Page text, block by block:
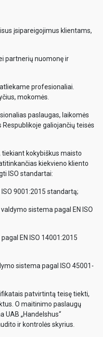
įsipareigojimus klientams,
partnerių nuomonę ir
profesionaliai.
mokomės.
paslaugas, laikomės
galiojančių teisės
kokybiškus maisto
kiekvieno kliento
ISO standartai:
9001:2015 standartą;
sistema pagal EN ISO
EN ISO 14001:2015
sistema pagal ISO 45001-
patvirtintą teisę tiekti,
O maitinimo paslaugų
UAB „Handelshus“
ir kontrolės skyrius.